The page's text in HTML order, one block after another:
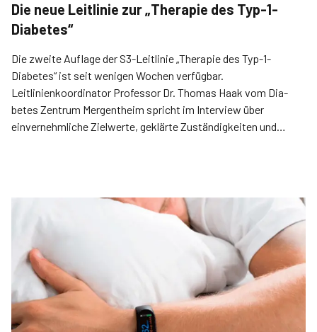
Die neue Leitlinie zur „Therapie des Typ-1-
Diabetes“
Die zweite Auflage der S3-Leitlinie „Therapie des Typ-1-
Diabetes“ ist seit wenigen Wochen verfügbar.
Leitlinienkoordinator Professor Dr. Thomas Haak vom Dia­
betes Zentrum Mergentheim spricht im Interview über
einvernehmliche Zielwerte, geklärte Zuständigkeiten und